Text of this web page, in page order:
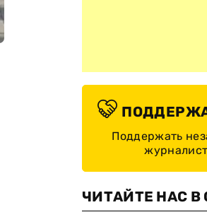
Поддержать
ЧИТАЙТЕ НАС В